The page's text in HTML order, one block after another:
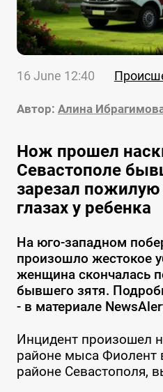
16 June 12:40
Автор: Алина
Нож прошел
Севастополе
зарезал
глазах у ребенка
На юго-западном
произошло жестокое
женщина скончалась
бывшего зятя.
- в материале
Инцидент произошел
районе мыса Фиолент
районе Севастополя,